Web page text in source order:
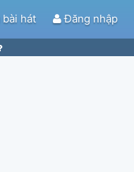
hát Đăng nhập